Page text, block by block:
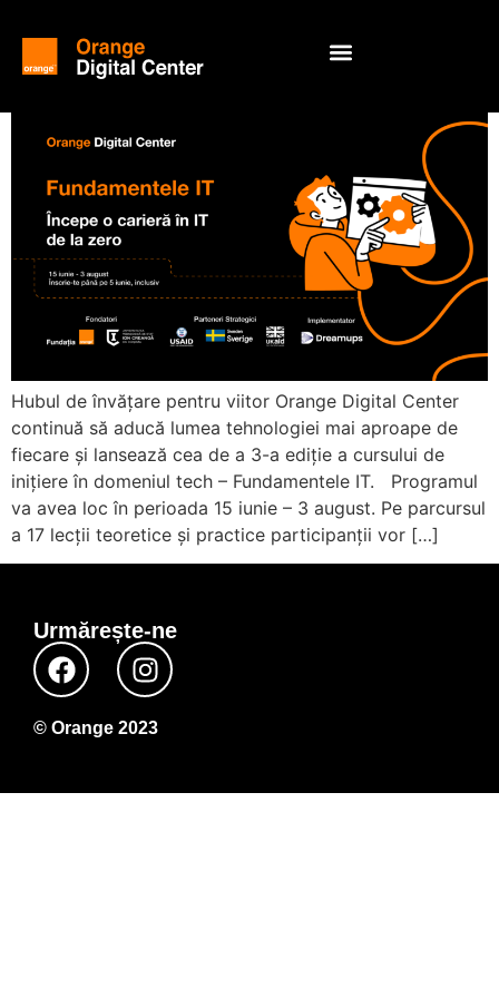
Hubul de învățare pentru viitor Orange Digital Center
continuă să aducă lumea tehnologiei mai aproape de
fiecare și lansează cea de a 3-a ediție a cursului de
inițiere în domeniul tech – Fundamentele IT. Programul
va avea loc în perioada 15 iunie – 3 august. Pe parcursul
a 17 lecții teoretice și practice participanții vor […]
Urmărește-ne
© Orange 2023